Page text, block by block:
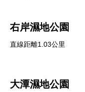
右岸濕地公園
直線距離1.03公里
大潭濕地公園